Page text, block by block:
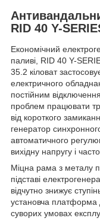
RID 40 Y-
Економічний
паливі, RID 40 Y-
35.2 кіловат
електричного
постійним
проблем працювати
від короткого
генератор
автоматичного
вихідну напругу і
Міцна рама з металу
підставі
відчутно знижує
установча платформа
суворих умовах